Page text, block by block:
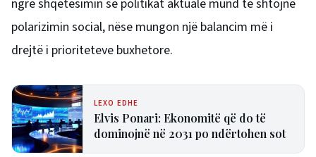
ngre shqetësimin se politikat aktuale mund të shtojnë
polarizimin social, nëse mungon një balancim më i
drejtë i prioriteteve buxhetore.
LEXO EDHE
Elvis Ponari: Ekonomitë që do të
dominojnë në 2031 po ndërtohen sot